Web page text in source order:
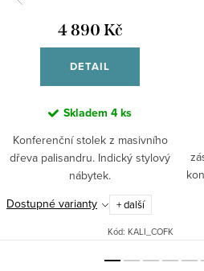
4 890 Kč
DETAIL
Skladem 4 ks
Konferenční stolek z masivního
dřeva palisandru. Indický stylový
nábytek.
Dostupné varianty
+ další
Kód: KALI_COFK